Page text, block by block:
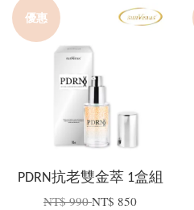
優惠
PDRN抗老雙金萃 1盒組
NT$ 990NT$ 850